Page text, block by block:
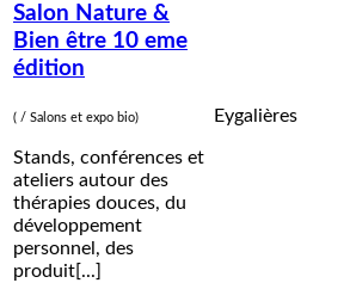
Salon Nature &
Bien être 10 eme
édition
( / Salons et expo bio)
Stands, conférences et
ateliers autour des
thérapies douces, du
développement
personnel, des
produit[...]
Eygalières